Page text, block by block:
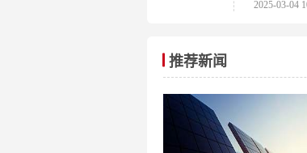
展
2025-03-04
推荐新闻